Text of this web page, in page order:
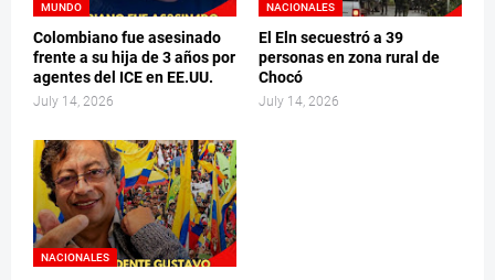
MUNDO
Colombiano fue asesinado
frente a su hija de 3 años por
agentes del ICE en EE.UU.
July 14, 2026
NACIONALES
El Eln secuestró a 39
personas en zona rural de
Chocó
July 14, 2026
NACIONALES